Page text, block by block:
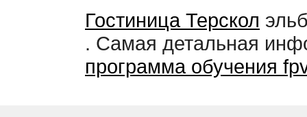
Гостиница Терскол
. Самая детальная
программа обучения